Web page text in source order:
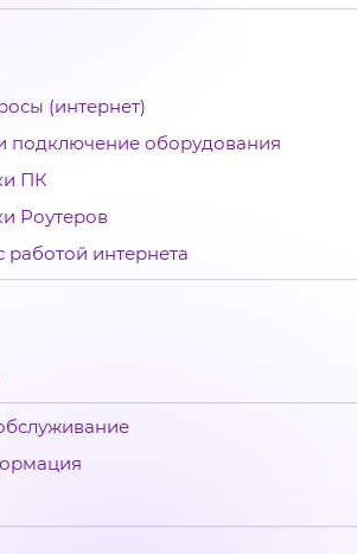
(интернет)
подключение оборудования
ПК
Роутеров
интернета